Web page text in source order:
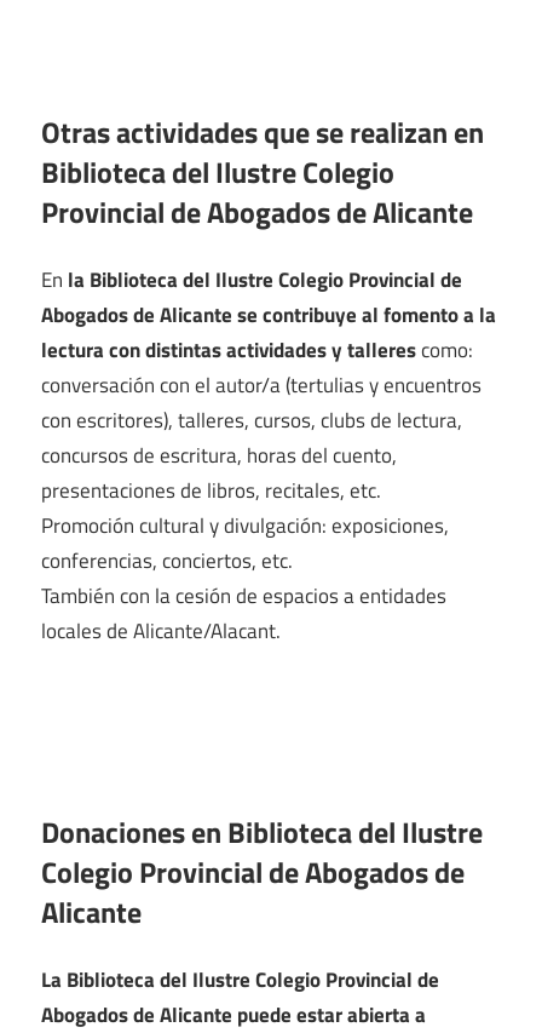
Otras actividades que se realizan en
Biblioteca del Ilustre Colegio
Provincial de Abogados de Alicante
En la Biblioteca del Ilustre Colegio Provincial de
Abogados de Alicante se contribuye al fomento a la
lectura con distintas actividades y tallerescomo:
conversación con el autor/a (tertulias y encuentros
con escritores), talleres, cursos, clubs de lectura,
concursos de escritura, horas del cuento,
presentaciones de libros, recitales, etc.
Promoción cultural y divulgación: exposiciones,
conferencias, conciertos, etc.
También con la cesión de espacios a entidades
locales de Alicante/Alacant.
Donaciones en Biblioteca del Ilustre
Colegio Provincial de Abogados de
Alicante
La Biblioteca del Ilustre Colegio Provincial de
Abogados de Alicante puede estar abierta a